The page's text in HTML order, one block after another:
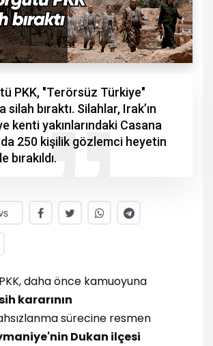
PKK, "Terörsüz Türkiye"
silah bıraktı. Silahlar, Irak’ın
kenti yakınlarındaki Casana
250 kişilik gözlemci heyetin
bırakıldı.
daha önce kamuoyuna
kararının
sürecine resmen
Dukan ilçesi